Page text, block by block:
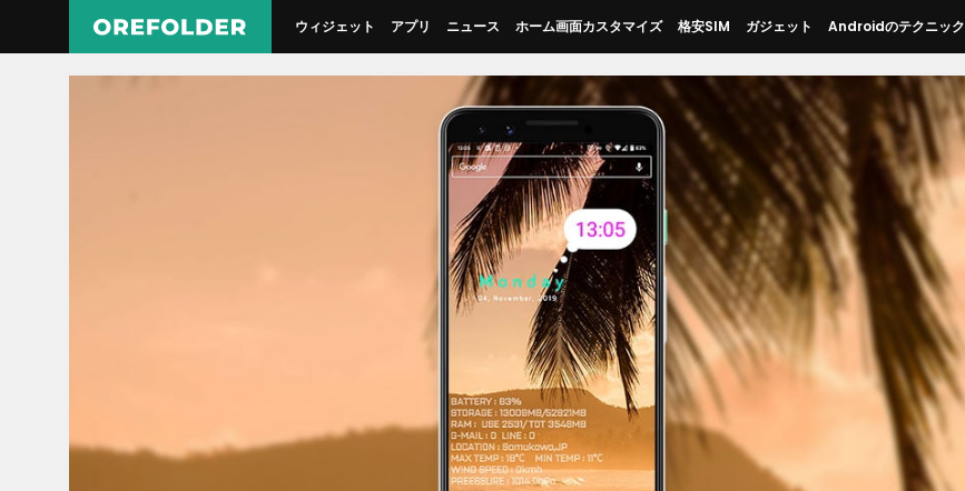
ウィジェット アプリ ニュース ホーム画面カスタマイズ 格安SIM ガジェット Androidのテクニック